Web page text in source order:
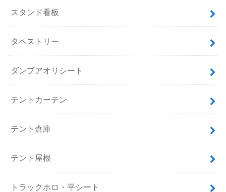
スタンド看板
タペストリー
ダンプアオリシート
テントカーテン
テント倉庫
テント屋根
トラックホロ・平シート